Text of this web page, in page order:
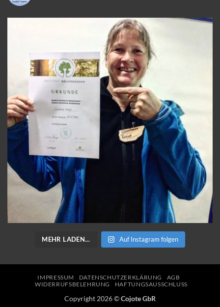
MEHR LADEN… Auf Instagram folgen
IMPRESSUM DATENSCHUTZERKLÄRUNG
AGB
WIDERRUFSBELEHRUNG
HAFTUNGSAUSSCHLUSS
Copyright 2026 ©Cojote GbR